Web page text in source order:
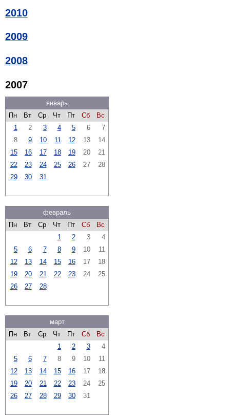
2010
2009
2008
2007
январь
Пн
Вт Ср Чт Пт Сб
Вс
1
2 3 4 5 6
7
8
9 10 11 12 13
14
15
16 17 18 19 20
21
22
23 24 25 26 27
28
29
30 31
февраль
Пн
Вт Ср Чт Пт Сб
Вс
1
2 3
4
5
6 7 8 9 10
11
12
13 14 15 16 17
18
19
20 21 22 23 24
25
26
27 28
март
Пн
Вт Ср Чт Пт Сб
Вс
1
2 3
4
5
6 7 8 9 10
11
12
13 14 15 16 17
18
19
20 21 22 23 24
25
26
27 28 29 30 31